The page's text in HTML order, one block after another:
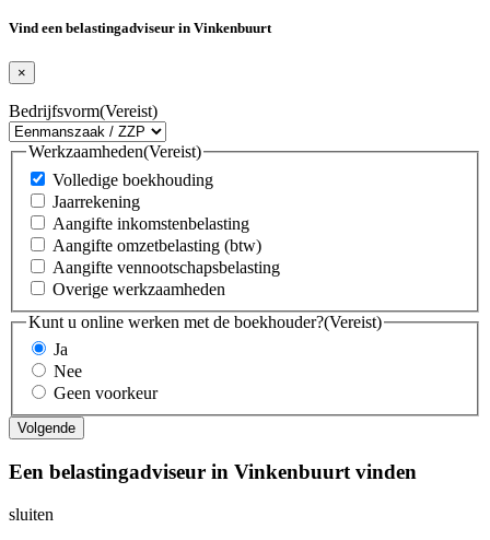
Vind een belastingadviseur in Vinkenbuurt
×
Bedrijfsvorm(Vereist)
Werkzaamheden(Vereist)
Volledige boekhouding
Jaarrekening
Aangifte inkomstenbelasting
Aangifte omzetbelasting (btw)
Aangifte vennootschapsbelasting
Overige werkzaamheden
Kunt u online werken met de boekhouder?(Vereist)
Ja
Nee
Geen voorkeur
Een belastingadviseur in Vinkenbuurt vinden
sluiten